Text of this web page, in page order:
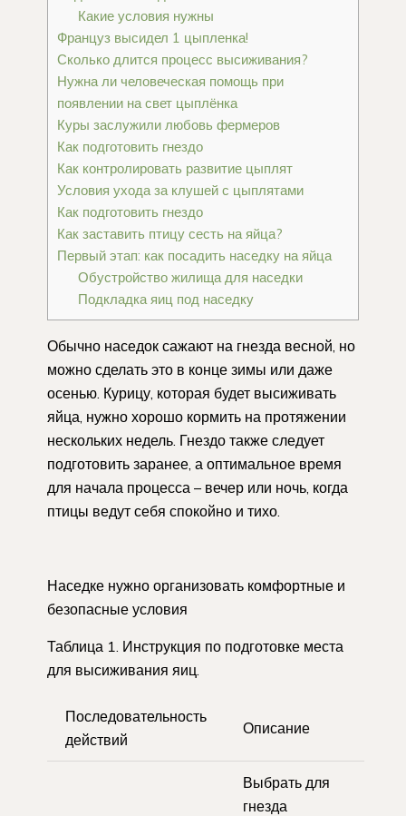
Какие условия нужны
Француз высидел 1 цыпленка!
Сколько длится процесс высиживания?
Нужна ли человеческая помощь при
появлении на свет цыплёнка
Куры заслужили любовь фермеров
Как подготовить гнездо
Как контролировать развитие цыплят
Условия ухода за клушей с цыплятами
Как подготовить гнездо
Как заставить птицу сесть на яйца?
Первый этап: как посадить наседку на яйца
Обустройство жилища для наседки
Подкладка яиц под наседку
Обычно наседок сажают на гнезда весной, но
можно сделать это в конце зимы или даже
осенью. Курицу, которая будет высиживать
яйца, нужно хорошо кормить на протяжении
нескольких недель. Гнездо также следует
подготовить заранее, а оптимальное время
для начала процесса – вечер или ночь, когда
птицы ведут себя спокойно и тихо.
Наседке нужно организовать комфортные и
безопасные условия
Таблица 1. Инструкция по подготовке места
для высиживания яиц.
Последовательность
действий
Описание
Выбрать для
гнезда